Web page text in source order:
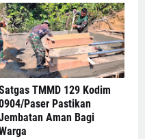
TMMD 129 Kodim
Paser Pastikan
Aman Bagi